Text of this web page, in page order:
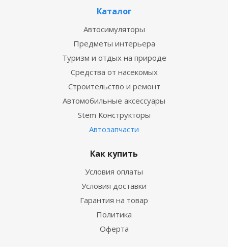
Каталог
Автосимуляторы
Предметы интерьера
Туризм и отдых на природе
Средства от насекомых
Строительство и ремонт
Автомобильные аксессуары
Stem Конструкторы
Автозапчасти
Как купить
Условия оплаты
Условия доставки
Гарантия на товар
Политика
Оферта